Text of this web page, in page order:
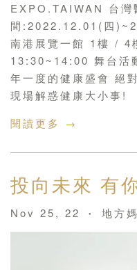
EXPO.TAIWAN 台灣
間:2022.12.01(四
南港展覽一館 1樓 / 4
13:30~14:00 舞台活
年一度的健康盛會 絕
現場解惑健康大小事!
閱讀更多 →
投向未來 有
Nov 25, 22 • 地方